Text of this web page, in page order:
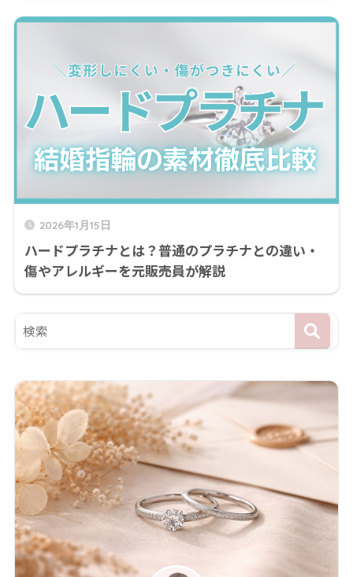
2026年1月15日
ハードプラチナとは？普通のプラチナとの違い・
傷やアレルギーを元販売員が解説